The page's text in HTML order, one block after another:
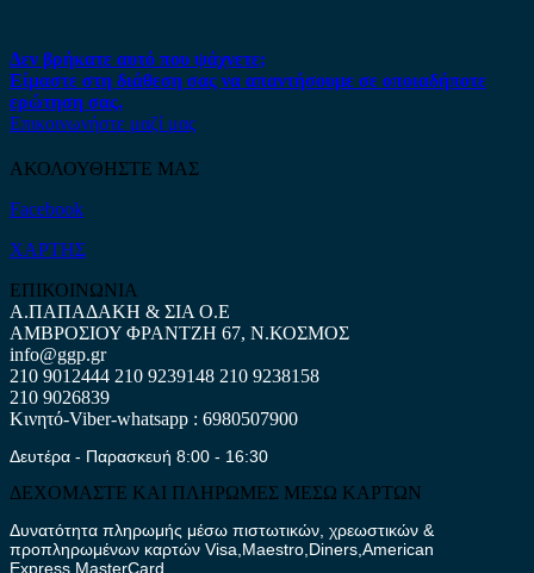
Δεν βρήκατε αυτό που ψάχνετε;
Είμαστε στη διάθεση σας να απαντήσουμε σε οποιαδήποτε
ερώτηση σας.
Επικοινωνήστε μαζί μας
ΑΚΟΛΟΥΘΗΣΤΕ ΜΑΣ
Facebook
ΧΑΡΤΗΣ
ΕΠΙΚΟΙΝΩΝΙΑ
Α.ΠΑΠΑΔΑΚΗ & ΣΙΑ Ο.Ε
ΑΜΒΡΟΣΙΟΥ ΦΡΑΝΤΖΗ 67, Ν.ΚΟΣΜΟΣ
info@ggp.gr
210 9012444 210 9239148 210 9238158
210 9026839
Κινητό-Viber-whatsapp : 6980507900
Δευτέρα - Παρασκευή 8:00 - 16:30
ΔΕΧΟΜΑΣΤΕ ΚΑΙ ΠΛΗΡΩΜΕΣ ΜΕΣΩ ΚΑΡΤΩΝ
Δυνατότητα πληρωμής μέσω πιστωτικών, χρεωστικών &
προπληρωμένων καρτών Visa,Maestro,Diners,American
Express,MasterCard.